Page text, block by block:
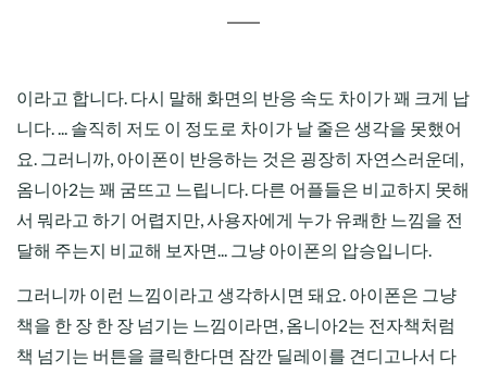
이라고 합니다. 다시 말해 화면의 반응 속도 차이가 꽤 크게 납
니다. ... 솔직히 저도 이 정도로 차이가 날 줄은 생각을 못했어
요. 그러니까, 아이폰이 반응하는 것은 굉장히 자연스러운데,
옴니아2는 꽤 굼뜨고 느립니다. 다른 어플들은 비교하지 못해
서 뭐라고 하기 어렵지만, 사용자에게 누가 유쾌한 느낌을 전
달해 주는지 비교해 보자면... 그냥 아이폰의 압승입니다.
그러니까 이런 느낌이라고 생각하시면 돼요. 아이폰은 그냥
책을 한 장 한 장 넘기는 느낌이라면, 옴니아2는 전자책처럼
책 넘기는 버튼을 클릭한다면 잠깐 딜레이를 견디고나서 다